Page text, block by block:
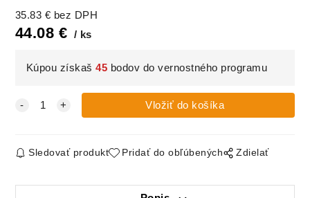
35.83 € bez DPH
44.08 € ks
Kúpou získaš45 bodov do vernostného programu
Sledovať produkt Pridať do obľúbených Zdielať